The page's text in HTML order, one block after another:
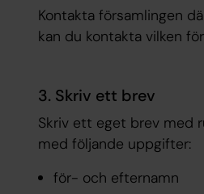
Kontakta församlingen
kan du kontakta vilken
3. Skriv ett brev
Skriv ett eget brev med
med följande uppgifter:
för- och efternamn